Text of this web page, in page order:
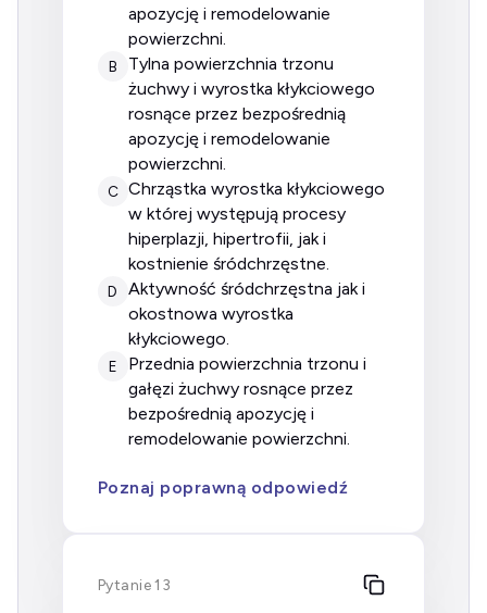
apozycję i remodelowanie
powierzchni.
B
tylna powierzchnia trzonu
żuchwy i wyrostka kłykciowego
rosnące przez bezpośrednią
apozycję i remodelowanie
powierzchni.
C chrząstka wyrostka kłykciowego
w której występują procesy
hiperplazji, hipertrofii, jak i
kostnienie śródchrzęstne.
D
aktywność śródchrzęstna jak i
okostnowa wyrostka
kłykciowego.
E
przednia powierzchnia trzonu i
gałęzi żuchwy rosnące przez
bezpośrednią apozycję i
remodelowanie powierzchni.
Poznaj poprawną odpowiedź
Pytanie 13